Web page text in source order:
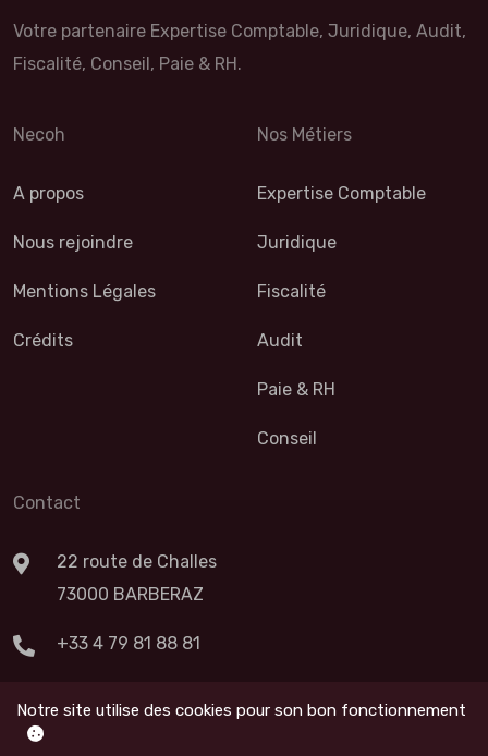
Notre site utilise des cookies pour son bon fonctionnement
Votre partenaire Expertise Comptable, Juridique, Audit,
Fiscalité, Conseil, Paie & RH.
Necoh
A propos
Nous rejoindre
Mentions Légales
Crédits
Nos Métiers
Expertise Comptable
Juridique
Fiscalité
Audit
Paie & RH
Conseil
Contact
22 route de Challes
73000 BARBERAZ
+33 4 79 81 88 81